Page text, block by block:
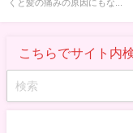
くと髪の痛みの原因にもな...
こちらでサイト内